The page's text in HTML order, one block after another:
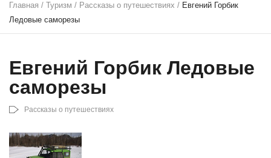
Главная / Туризм / Рассказы о путешествиях / Евгений Горбик
Ледовые cаморезы
Евгений Горбик Ледовые
cаморезы
Рассказы о путешествиях